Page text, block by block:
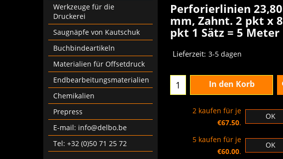
Werkzeuge für die
Druckerei
Saugnäpfe von Kautschuk
Buchbindeartikeln
Materialien für Offsetdruck
Endbearbeitungsmaterialien
Chemikalien
Prepress
E-mail: info@delbo.be
Tel: +32 (0)50 71 25 72
Perforierlinien 23,80
mm, Zahnt. 2 pkt x 8
pkt 1 Sätz = 5 Meter
€75.00 excl.BTW
In den Korb
2 kaufen für je
€67.50.
5 kaufen für je